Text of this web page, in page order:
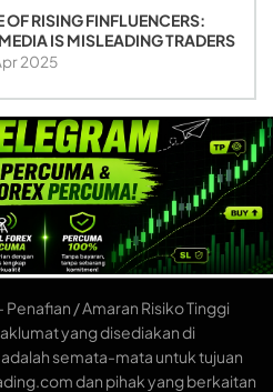
OF RISING FINFLUENCERS:
IS MISLEADING TRADERS
2025
/ Amaran Risiko Tinggi
yang disediakan di
semata-mata untuk tujuan
dan pihak yang berkaitan